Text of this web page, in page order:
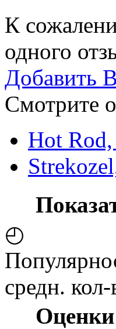
К
одного
Добавить
Смотрите
Hot Rod,
◴
средн.